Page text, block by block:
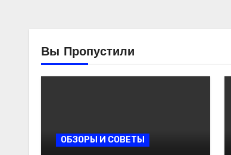
Вы Пропустили
ОБЗОРЫ И СОВЕТЫ